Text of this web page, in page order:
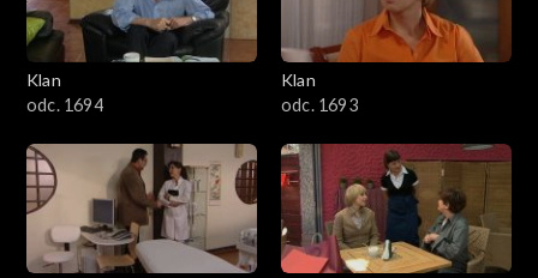
3401–3500
3201–3300
3101–3200
Klan
odc. 1694
Klan
odc. 1693